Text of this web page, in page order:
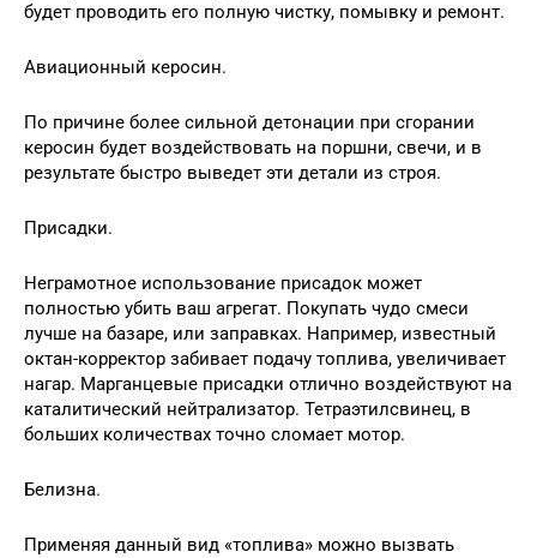
будет проводить его полную чистку, помывку и ремонт.
Авиационный керосин.
По причине более сильной детонации при сгорании
керосин будет воздействовать на поршни, свечи, и в
результате быстро выведет эти детали из строя.
Присадки.
Неграмотное использование присадок может
полностью убить ваш агрегат. Покупать чудо смеси
лучше на базаре, или заправках. Например, известный
октан-корректор забивает подачу топлива, увеличивает
нагар. Марганцевые присадки отлично воздействуют на
каталитический нейтрализатор. Тетраэтилсвинец, в
больших количествах точно сломает мотор.
Белизна.
Применяя данный вид «топлива» можно вызвать